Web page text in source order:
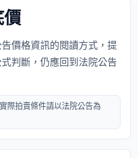
價
價格資訊的閱讀方式，提
判斷，仍應回到法院公告
際拍賣條件請以法院公告為